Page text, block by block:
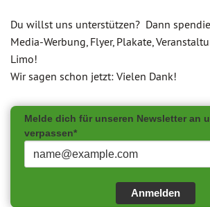
Du willst uns unterstützen? Dann
Media-Werbung, Flyer, Plakate,
Limo!
Wir sagen schon jetzt: Vielen Dank!
Melde dich für unseren Newsletter an
verpassen*
Anmelden